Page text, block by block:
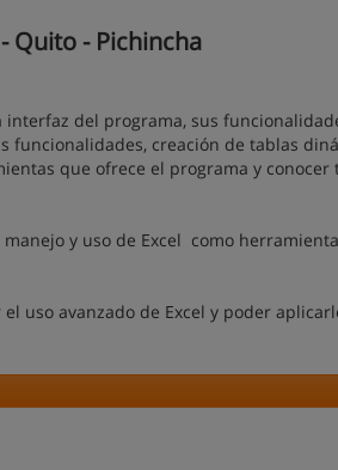
Quito - Pichincha
interfaz del programa, sus
funcionalidades, creación de tablas
que ofrece el programa y conocer
y uso de Excel como herramienta
uso avanzado de Excel y poder